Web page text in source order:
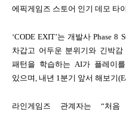
에픽게임즈 스토어 인기 데모 타
‘CODE EXIT’는 개발사 Phase
차갑고 어두운 분위기와 긴박
패턴을 학습하는 AI가 플레이
있으며, 내년 1분기 앞서 해보기
라인게임즈 관계자는 “처음